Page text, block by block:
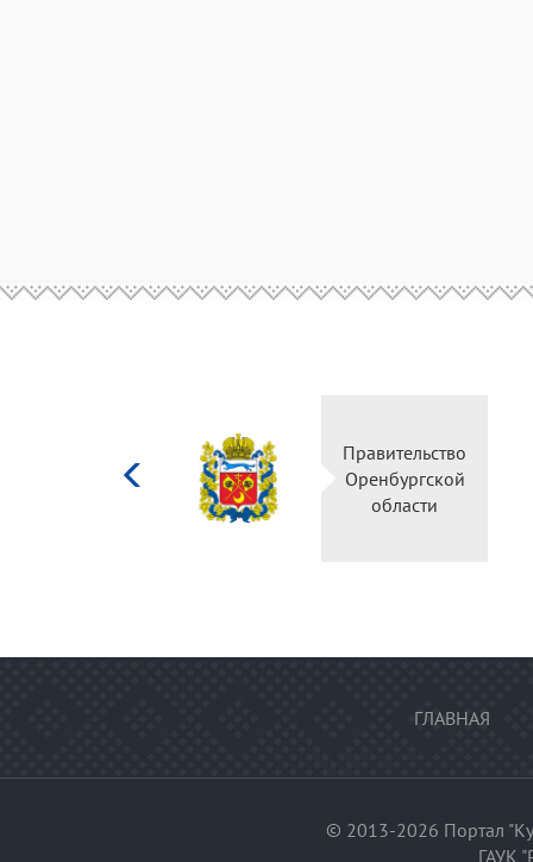
Правительство
Оренбургской
области
ГЛАВНАЯ
© 2013-2026 Портал
ГАУК